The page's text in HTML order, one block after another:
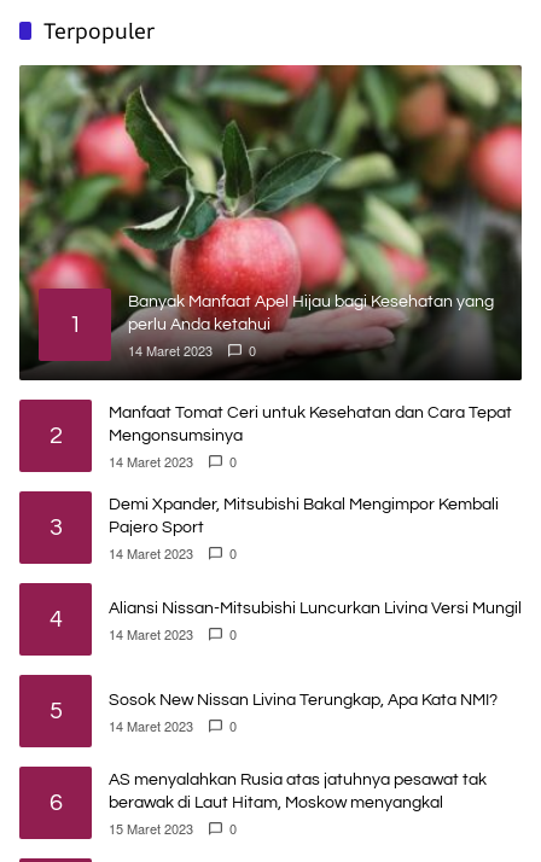
Terpopuler
1
Banyak Manfaat Apel Hijau bagi Kesehatan yang
perlu Anda ketahui
14 Maret 2023 0
2
Manfaat Tomat Ceri untuk Kesehatan dan Cara Tepat
Mengonsumsinya
14 Maret 2023 0
3
Demi Xpander, Mitsubishi Bakal Mengimpor Kembali
Pajero Sport
14 Maret 2023 0
4 Aliansi Nissan-Mitsubishi Luncurkan Livina Versi Mungil
14 Maret 2023 0
5 Sosok New Nissan Livina Terungkap, Apa Kata NMI?
14 Maret 2023 0
6
AS menyalahkan Rusia atas jatuhnya pesawat tak
berawak di Laut Hitam, Moskow menyangkal
15 Maret 2023 0